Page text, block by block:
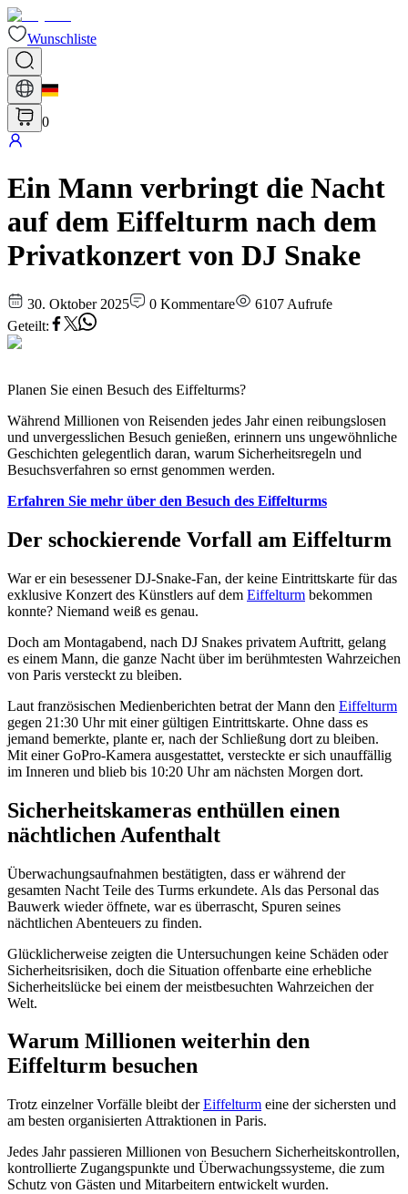
Wunschliste
0
Ein Mann verbringt die Nacht
auf dem Eiffelturm nach dem
Privatkonzert von DJ Snake
30. Oktober 2025 0 Kommentare 6107 Aufrufe
Geteilt:
Planen Sie einen Besuch des Eiffelturms?
Während Millionen von Reisenden jedes Jahr einen reibungslosen
und unvergesslichen Besuch genießen, erinnern uns ungewöhnliche
Geschichten gelegentlich daran, warum Sicherheitsregeln und
Besuchsverfahren so ernst genommen werden.
Erfahren Sie mehr über den Besuch des Eiffelturms
Der schockierende Vorfall am Eiffelturm
War er ein besessener DJ-Snake-Fan, der keine Eintrittskarte für das
exklusive Konzert des Künstlers auf dem Eiffelturm bekommen
konnte? Niemand weiß es genau.
Doch am Montagabend, nach DJ Snakes privatem Auftritt, gelang
es einem Mann, die ganze Nacht über im berühmtesten Wahrzeichen
von Paris versteckt zu bleiben.
Laut französischen Medienberichten betrat der Mann den Eiffelturm
gegen 21:30 Uhr mit einer gültigen Eintrittskarte. Ohne dass es
jemand bemerkte, plante er, nach der Schließung dort zu bleiben.
Mit einer GoPro-Kamera ausgestattet, versteckte er sich unauffällig
im Inneren und blieb bis 10:20 Uhr am nächsten Morgen dort.
Sicherheitskameras enthüllen einen
nächtlichen Aufenthalt
Überwachungsaufnahmen bestätigten, dass er während der
gesamten Nacht Teile des Turms erkundete. Als das Personal das
Bauwerk wieder öffnete, war es überrascht, Spuren seines
nächtlichen Abenteuers zu finden.
Glücklicherweise zeigten die Untersuchungen keine Schäden oder
Sicherheitsrisiken, doch die Situation offenbarte eine erhebliche
Sicherheitslücke bei einem der meistbesuchten Wahrzeichen der
Welt.
Warum Millionen weiterhin den
Eiffelturm besuchen
Trotz einzelner Vorfälle bleibt derEiffelturm eine der sichersten und
am besten organisierten Attraktionen in Paris.
Jedes Jahr passieren Millionen von Besuchern Sicherheitskontrollen,
kontrollierte Zugangspunkte und Überwachungssysteme, die zum
Schutz von Gästen und Mitarbeitern entwickelt wurden.